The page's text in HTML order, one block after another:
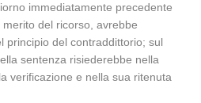
immediatamente precedente
merito del ricorso, avrebbe
principio del contraddittorio; sul
sentenza risiederebbe nella
verificazione e nella sua ritenuta